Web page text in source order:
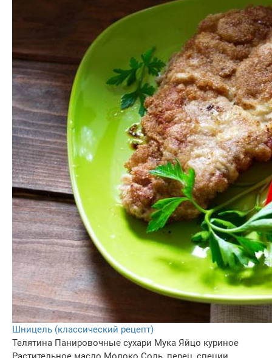
Шницель (классический рецепт)
Телятина Панировочные сухари Мука Яйцо куриное